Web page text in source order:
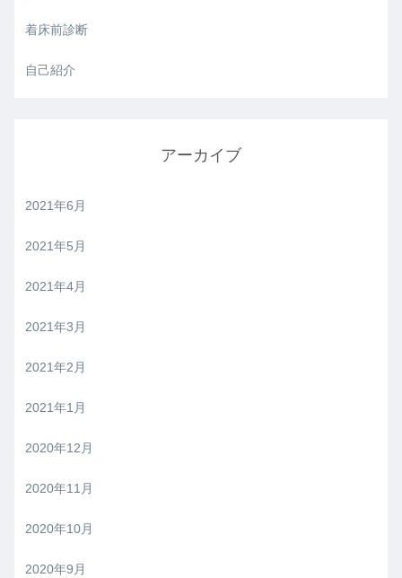
着床前診断
自己紹介
アーカイブ
2021年6月
2021年5月
2021年4月
2021年3月
2021年2月
2021年1月
2020年12月
2020年11月
2020年10月
2020年9月